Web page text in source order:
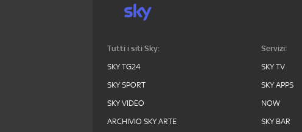
Tutti i siti Sky:
SKY TG24
SKY SPORT
SKY VIDEO
ARCHIVIO SKY ARTE
Servizi:
SKY TV
SKY APPS
NOW
SKY BAR